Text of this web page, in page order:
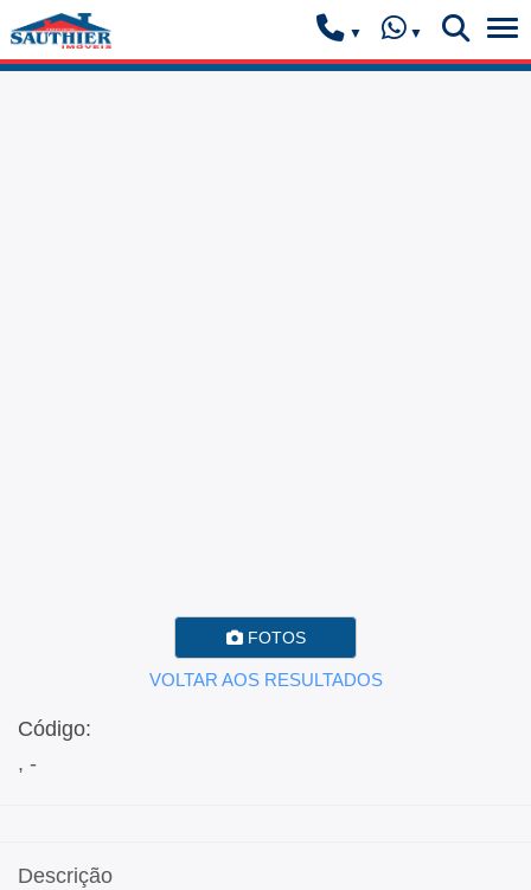
FOTOS
VOLTAR AOS RESULTADOS
Código:
, -
Descrição